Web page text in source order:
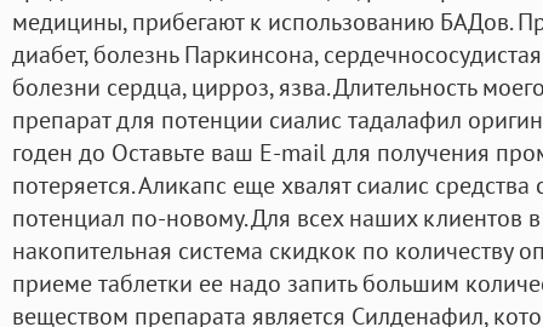
медицины, прибегают к использованию БАДов.
диабет, болезнь Паркинсона,
болезни сердца, цирроз, язва. Длительность
препарат для потенции сиалис тадалафил
годен до Оставьте ваш E-mail для получения
потеряется. Аликапс еще хвалят сиалис
потенциал по-новому. Для всех наших клиентов
накопительная система скидкок по количеству
приеме таблетки ее надо запить большим
веществом препарата является Силденафил,